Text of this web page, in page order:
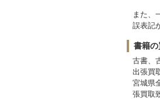
また、
誤表記
書籍の
古書、
出張買
宮城県
張買取